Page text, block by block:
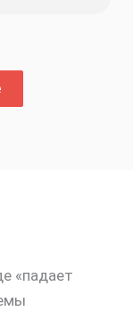
«падает